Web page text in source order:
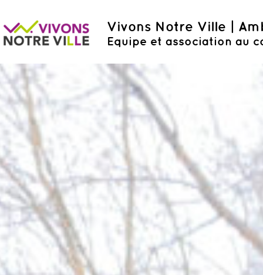
Vivons Notre Ville |
Equipe et association au